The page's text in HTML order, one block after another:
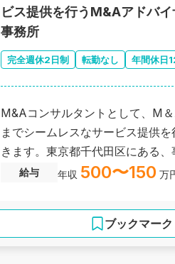
ビス提供を行うM&Aアドバ
事務所
完全週休2日制 転勤なし 年間休日
M&Aコンサルタントとして、M
までシームレスなサービス提供
きます。東京都千代田区にある、
給与 年収 500〜150 万
ブックマーク